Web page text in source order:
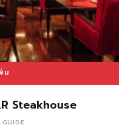
ม
Steakhouse
GUIDE